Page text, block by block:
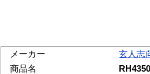
メーカー
玄人志
商品名